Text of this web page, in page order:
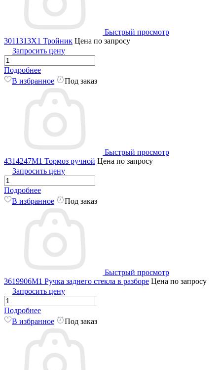
Быстрый просмотр
3011313X1 Тройник Цена по запросу
Запросить цену
Подробнее
В избранное
Под заказ
Быстрый просмотр
4314247M1 Тормоз ручной Цена по запросу
Запросить цену
Подробнее
В избранное
Под заказ
Быстрый просмотр
3619906M1 Ручка заднего стекла в разборе Цена по запросу
Запросить цену
Подробнее
В избранное
Под заказ